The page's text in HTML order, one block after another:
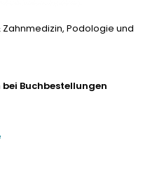
Podologie und
bei Buchbestellungen